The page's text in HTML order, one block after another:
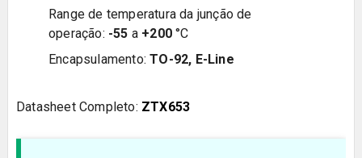
Range de temperatura da junção de
operação: -55 a+200°C
Encapsulamento:TO-92, E-Line
Datasheet Completo: ZTX653